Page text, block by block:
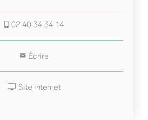
02 40 34 34 14
Écrire
Site internet